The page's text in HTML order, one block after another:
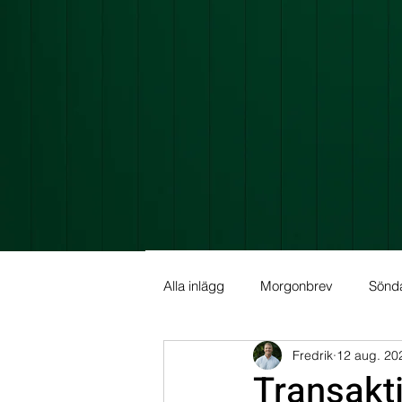
Alla inlägg Morgonbrev
Allmän info Fundamental
Fredrik 12 aug.